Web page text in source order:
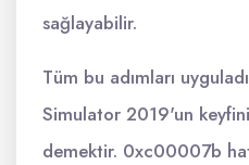
sağlayabilir.
Tüm bu adımları
Simulator 2019'un keyfini
demektir. 0xc00007b